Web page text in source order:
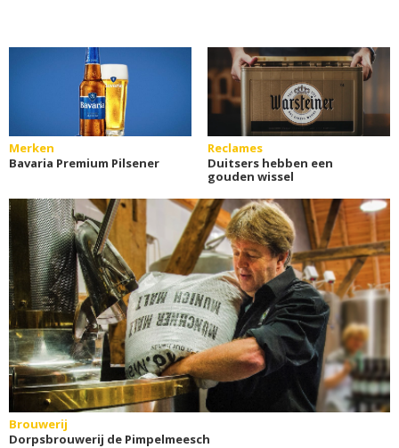
Merken
Bavaria Premium Pilsener
Reclames
Duitsers hebben een
gouden wissel
Brouwerij
Dorpsbrouwerij de Pimpelmeesch